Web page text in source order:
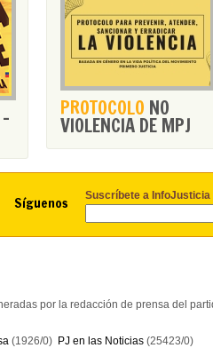
- PROTOCOLO NO
VIOLENCIA DE MPJ
Síguenos Suscríbete a InfoJusticia
por la redacción de prensa del
(1926/0) PJ en las Noticias (25423/0)